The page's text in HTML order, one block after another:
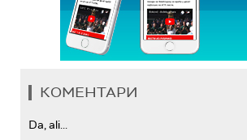
КОМЕНТАРИ
Da, ali...